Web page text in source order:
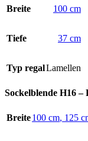
Breite 100 cm
Tiefe 37 cm
Typ regalLamellen
Sockelblende H16 –
Breite100 cm, 125